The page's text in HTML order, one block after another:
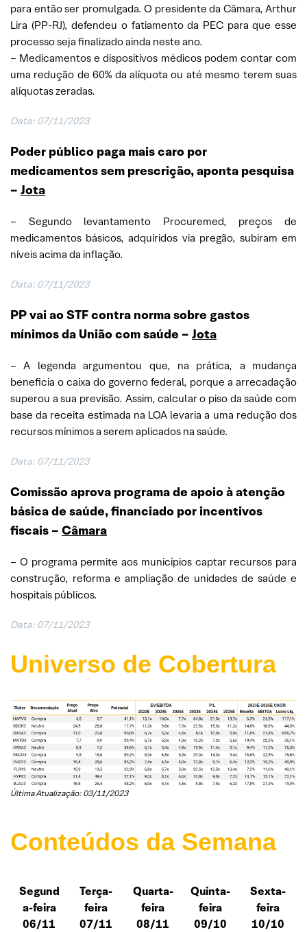
para então ser promulgada. O presidente da Câmara, Arthur
Lira (PP-RJ), defendeu o fatiamento da PEC para que esse
processo seja finalizado ainda neste ano.
– Medicamentos e dispositivos médicos podem contar com
uma redução de 60% da alíquota ou até mesmo terem suas
alíquotas zeradas.
Data: 07/11/2023
Poder público paga mais caro por
medicamentos sem prescrição, aponta pesquisa
– Jota
– Segundo levantamento Procuremed, preços de
medicamentos básicos, adquiridos via pregão, subiram em
níveis acima da inflação.
Data: 07/11/2023
PP vai ao STF contra norma sobre gastos
mínimos da União com saúde – Jota
– A legenda argumentou que, na prática, a mudança
beneficia o caixa do governo federal, porque a arrecadação
superou a sua previsão. Assim, calcular o piso da saúde com
base da receita estimada na LOA levaria a uma redução dos
recursos mínimos a serem aplicados na saúde.
Data: 07/11/2023
Comissão aprova programa de apoio à atenção
básica de saúde, financiado por incentivos
fiscais – Câmara
– O programa permite aos municípios captar recursos para
construção, reforma e ampliação de unidades de saúde e
hospitais públicos.
Data: 07/11/2023
Universo de Cobertura
Última Atualização: 03/11/2023
Conteúdos da Semana
Segund
a-feira
06/11
Terça-
feira
07/11
Quarta-
feira
08/11
Quinta-
feira
09/10
Sexta-
feira
10/10